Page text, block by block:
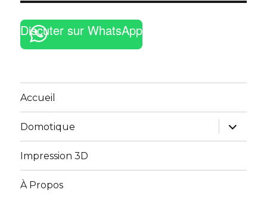
Discuter sur WhatsApp
Accueil
Domotique
ouvrir
le
sous-
Impression 3D
À Propos